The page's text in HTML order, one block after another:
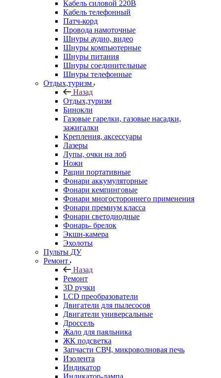
Кабель силовой 220В
Кабель телефонный
Патч-корд
Провода намоточные
Шнуры аудио, видео
Шнуры компьютерные
Шнуры питания
Шнуры соединительные
Шнуры телефонные
Отдых,туризм
Назад
Отдых,туризм
Бинокли
Газовые гарелки, газовые насадки,
зажигалки
Крепления, аксессуары
Лазеры
Лупы, очки на лоб
Ножи
Рации портативные
Фонари аккумуляторные
Фонари кемпинговые
Фонари многостороннего применения
Фонари премиум класса
Фонари светодиодные
Фонарь- брелок
Экшн-камера
Эхолоты
Пульты ДУ
Ремонт
Назад
Ремонт
3D ручки
LCD преобразователи
Двигатели для пылесосов
Двигатели универсальные
Дроссель
Жало для паяльника
ЖК подсветка
Запчасти СВЧ, микроволновая печь
Изолента
Индикатор
Индикатор-лампа